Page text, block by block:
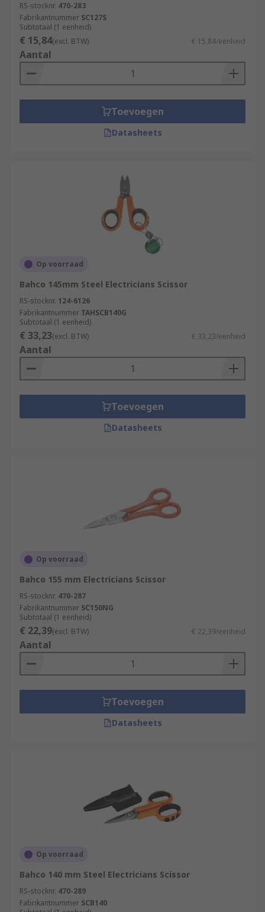
RS-stocknr. 470-283
Fabrikantnummer SC127S
Subtotaal (1 eenheid)
€ 15,84(excl. BTW) € 15,84/eenheid
Aantal
Toevoegen
Datasheets
Op voorraad
Bahco 145mm Steel Electricians Scissor
RS-stocknr. 124-6126
Fabrikantnummer TAHSCB140G
Subtotaal (1 eenheid)
€ 33,23(excl. BTW) € 33,23/eenheid
Aantal
Toevoegen
Datasheets
Op voorraad
Bahco 155 mm Electricians Scissor
RS-stocknr. 470-287
Fabrikantnummer SC150NG
Subtotaal (1 eenheid)
€ 22,39(excl. BTW) € 22,39/eenheid
Aantal
Toevoegen
Datasheets
Op voorraad
Bahco 140 mm Steel Electricians Scissor
RS-stocknr. 470-289
Fabrikantnummer SCB140